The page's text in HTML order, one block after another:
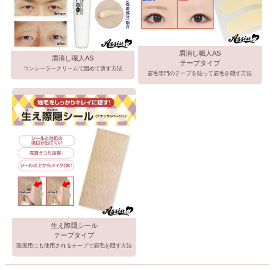
眉消し職人AS
コンシーラークリームで固めて潰す方法
眉消し職人AS
テープタイプ
眉毛専門のテープを貼って眉毛を隠す方法
生え際隠シール
テープタイプ
医療用にも使用されるテープで眉毛を隠す方法